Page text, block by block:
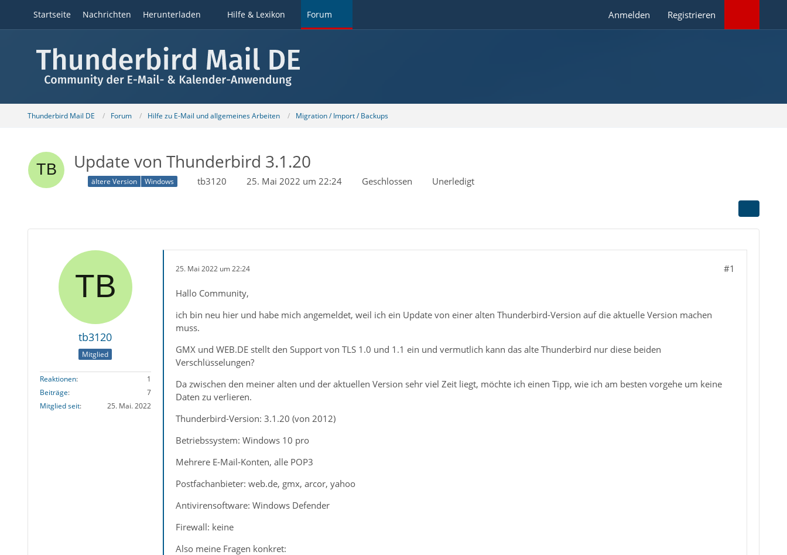
Startseite Nachrichten Herunterladen Hilfe & Lexikon Forum Anmelden Registrieren
Thunderbird Mail DE Forum Hilfe zu E-Mail und allgemeines Arbeiten Migration / Import / Backups
Update von Thunderbird 3.1.20
ältere Version Windows tb3120 25. Mai 2022 um 22:24 Geschlossen Unerledigt
tb3120
Mitglied
Reaktionen
1
Beiträge
7
Mitglied seit
25. Mai. 2022
25. Mai 2022 um 22:24 #1
Hallo Community,
ich bin neu hier und habe mich angemeldet, weil ich ein Update von einer alten Thunderbird-Version auf die aktuelle Version machen
muss.
GMX und WEB.DE stellt den Support von TLS 1.0 und 1.1 ein und vermutlich kann das alte Thunderbird nur diese beiden
Verschlüsselungen?
Da zwischen den meiner alten und der aktuellen Version sehr viel Zeit liegt, möchte ich einen Tipp, wie ich am besten vorgehe um keine
Daten zu verlieren.
Thunderbird-Version: 3.1.20 (von 2012)
Betriebssystem: Windows 10 pro
Mehrere E-Mail-Konten, alle POP3
Postfachanbieter: web.de, gmx, arcor, yahoo
Antivirensoftware: Windows Defender
Firewall: keine
Also meine Fragen konkret: